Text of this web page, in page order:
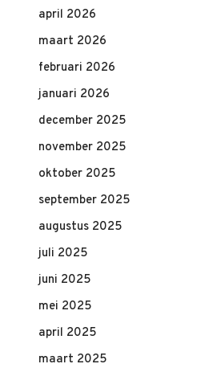
april 2026
maart 2026
februari 2026
januari 2026
december 2025
november 2025
oktober 2025
september 2025
augustus 2025
juli 2025
juni 2025
mei 2025
april 2025
maart 2025